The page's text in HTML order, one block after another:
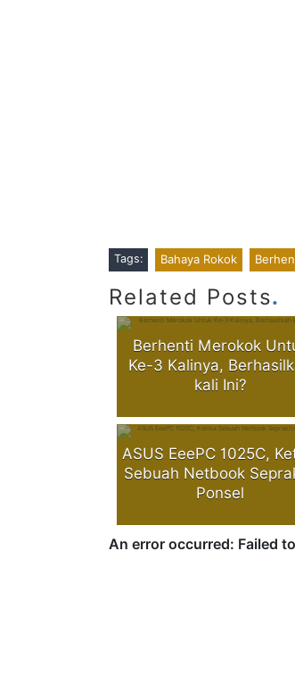
Tags: Bahaya Rokok
Related Posts.
Berhenti Merokok
Ke-3 Kalinya,
kali Ini?
ASUS EeePC 1025C,
Sebuah Netbook
Ponsel